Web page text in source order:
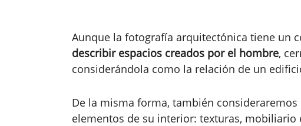
Aunque la fotografía arquitectónica tiene un
describir espacios creados por el hombre,
considerándola como la relación de un
De la misma forma, también
elementos de su interior: texturas,